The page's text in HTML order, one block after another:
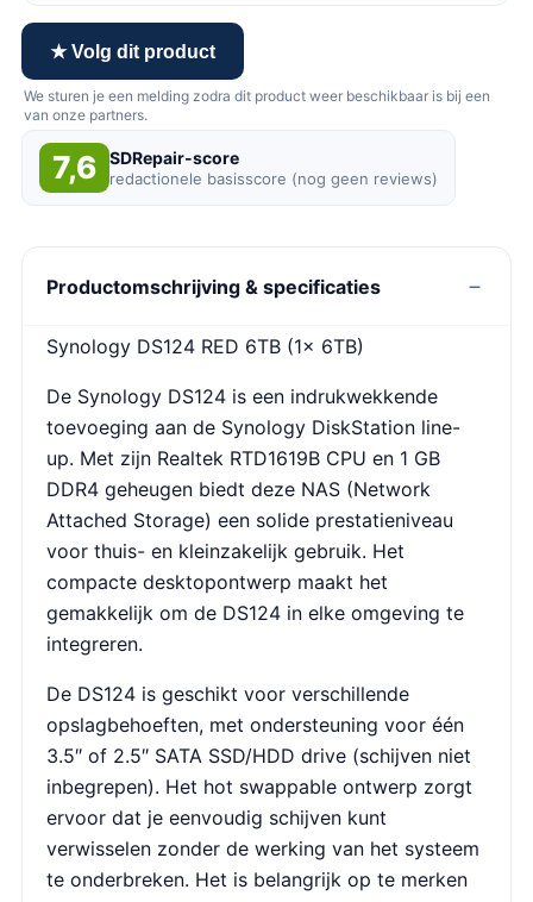
★ Volg dit product
We sturen je een melding zodra dit product weer beschikbaar is bij een
van onze partners.
7,6 SDRepair-score
redactionele basisscore (nog geen reviews)
Productomschrijving & specificaties
Synology DS124 RED 6TB (1x 6TB)
De Synology DS124 is een indrukwekkende
toevoeging aan de Synology DiskStation line-
up. Met zijn Realtek RTD1619B CPU en 1 GB
DDR4 geheugen biedt deze NAS (Network
Attached Storage) een solide prestatieniveau
voor thuis- en kleinzakelijk gebruik. Het
compacte desktopontwerp maakt het
gemakkelijk om de DS124 in elke omgeving te
integreren.
De DS124 is geschikt voor verschillende
opslagbehoeften, met ondersteuning voor één
3.5″ of 2.5″ SATA SSD/HDD drive (schijven niet
inbegrepen). Het hot swappable ontwerp zorgt
ervoor dat je eenvoudig schijven kunt
verwisselen zonder de werking van het systeem
te onderbreken. Het is belangrijk op te merken